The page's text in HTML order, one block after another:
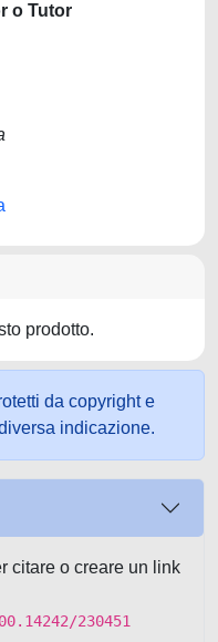
o Tutor
prodotto.
da copyright e
indicazione.
citare o creare un link
230451